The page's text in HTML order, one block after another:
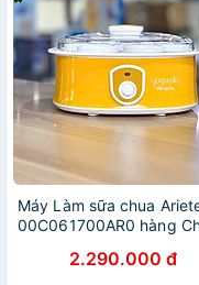
Máy Làm sữa chua
00C061700AR0 hàng
2.290.000 đ